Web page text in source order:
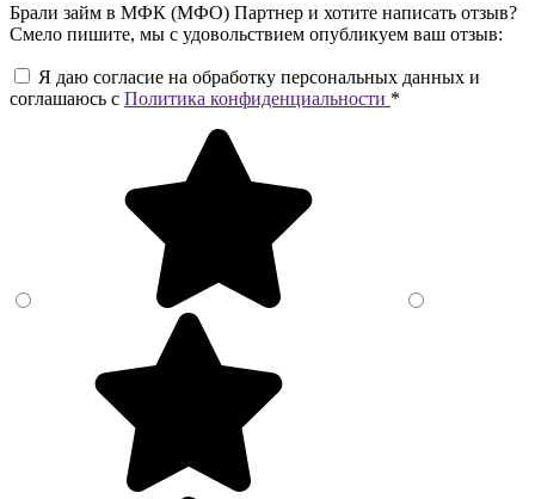
Брали займ в МФК (МФО) Партнер и хотите написать отзыв?
Смело пишите, мы с удовольствием опубликуем ваш отзыв:
Я даю согласие на обработку персональных данных и
соглашаюсь c Политика конфиденциальности *